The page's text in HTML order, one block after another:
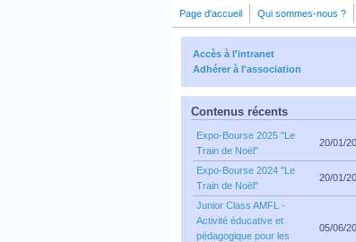
Page d'accueil Qui sommes-nous ?
Accès à l'intranet
Adhérer à l'association
Contenus récents
Expo-Bourse 2025 "Le
Train de Noël"
20/01/
Expo-Bourse 2024 "Le
Train de Noël"
20/01/
Junior Class AMFL -
Activité éducative et
pédagogique pour les
05/06/